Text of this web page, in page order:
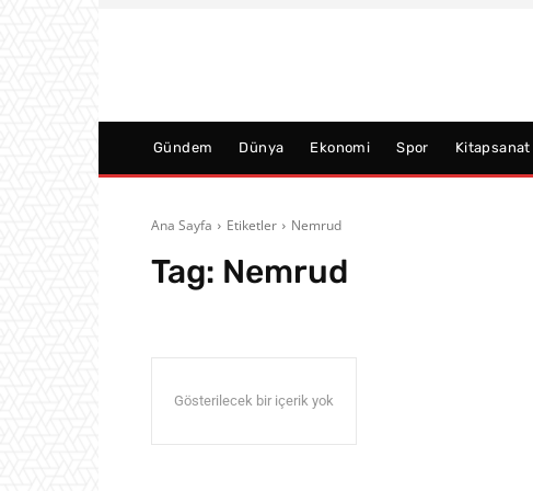
Gündem Dünya Ekonomi Spor Kitapsanat
Ana Sayfa Etiketler Nemrud
Tag: Nemrud
Gösterilecek bir içerik yok